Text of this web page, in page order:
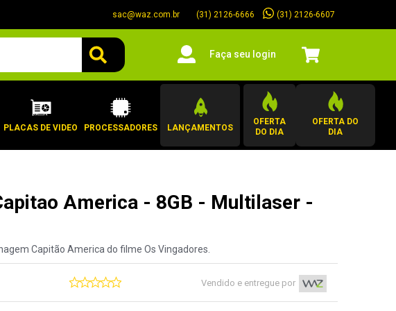
sac@waz.com.br (31) 2126-6666 (31) 2126-6607
Faça seu login
PLACAS DE VIDEO PROCESSADORES LANÇAMENTOS
OFERTA
DO DIA
OFERTA DO
DIA
America - 8GB - Multilaser -
Capitão America do filme Os Vingadores.
Vendido e entregue por